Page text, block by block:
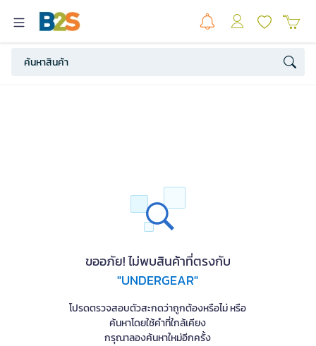
ขออภัย! ไม่พบสินค้าที่ตรงกับ
"UNDERGEAR"
โปรดตรวจสอบตัวสะกดว่าถูกต้องหรือไม่ หรือ
ค้นหาโดยใช้คำที่ใกล้เคียง
กรุณาลองค้นหาใหม่อีกครั้ง